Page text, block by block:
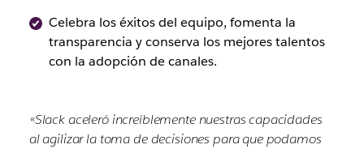
Celebra los éxitos del equipo, fomenta la
transparencia y conserva los mejores talentos
con la adopción de canales.
«Slack aceleró increíblemente nuestras capacidades
al agilizar la toma de decisiones para que podamos